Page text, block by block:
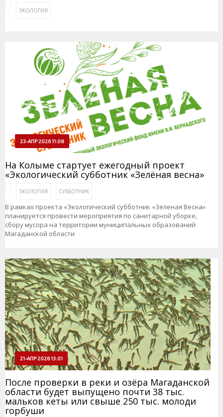
ЭКОЛОГИЯ
23-АПР 2026 11:08
На Колыме стартует ежегодный проект
«Экологический субботник «Зелёная весна»
ЭКОЛОГИЯ СУББОТНИК
В рамках проекта «Экологический субботник «Зеленая Весна»
планируется провести мероприятия по санитарной уборке,
сбору мусора на территории муниципальных образований
Магаданской области
21-АПР 2026 13:01
После проверки в реки и озёра Магаданской
области будет выпущено почти 38 тыс.
мальков кеты или свыше 250 тыс. молоди
горбуши